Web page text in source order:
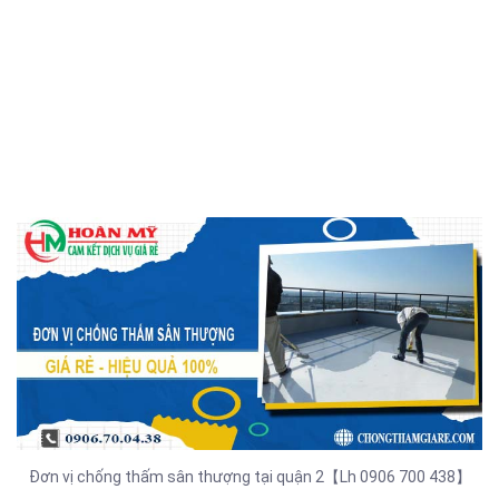
Đơn vị chống thấm sân thượng tại quận 2【Lh 0906 700 438】